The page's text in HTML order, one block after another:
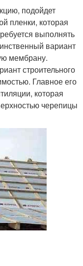
подойдет
пленки, которая
выполнять
вариант
мембрану.
строительного
Главное его
которая
черепицы